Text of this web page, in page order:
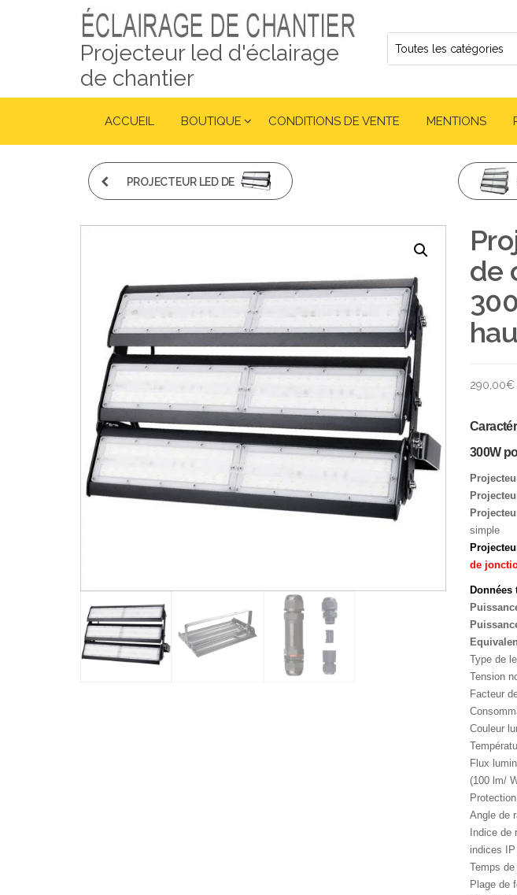
Projecteur led d'éclairage
de chantier
ACCUEIL BOUTIQUE CONDITIONS DE VENTE MENTIONS
PROJECTEUR LED DE
de
290,00€
300W
simple
de
Données
Type de
Tension
Facteur
Couleur
Flux
(100 lm/
Angle de
Indice de
indices
Temps
Plage de